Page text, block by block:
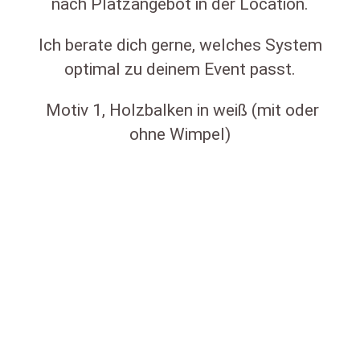
nach Platzangebot in der Location.
Ich berate dich gerne, welches System
optimal zu deinem Event passt.
Motiv 1, Holzbalken in weiß (mit oder
ohne Wimpel)